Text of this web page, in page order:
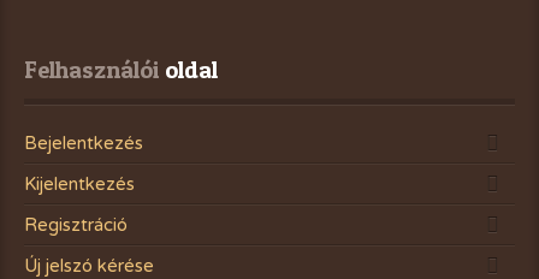
Felhasználói oldal
Bejelentkezés
Kijelentkezés
Regisztráció
Új jelszó kérése